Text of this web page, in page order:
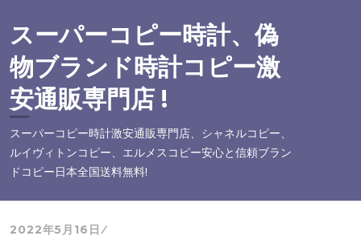
テ
ン
ツ
へ
スーパーコピー時計、偽
物ブランド時計コピー激
安通販専門店 !
スーパーコピー時計激安通販専門店、シャネルコピー、
ルイヴィトンコピー、エルメスコピー安心と信頼ブラン
ドコピー日本全国送料無料!
2022年5月16日